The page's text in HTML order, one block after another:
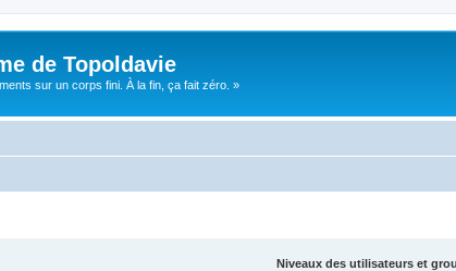
de Topoldavie
sur un corps fini. À la fin, ça fait zéro. »
Niveaux des utilisateurs et